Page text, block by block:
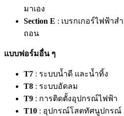
มาเอง
Section E : เบรกเกอร์ไฟฟ้า
ถอน
แบบฟอร์มอื่น ๆ
T7 : ระบบน้ำดี และน้ำทิ้ง
T8 : ระบบอัดลม
T9 : การติดตั้งอุปกรณ์ไฟฟ้า
T10 : อุปกรณ์โสตทัศนูปกรณ์